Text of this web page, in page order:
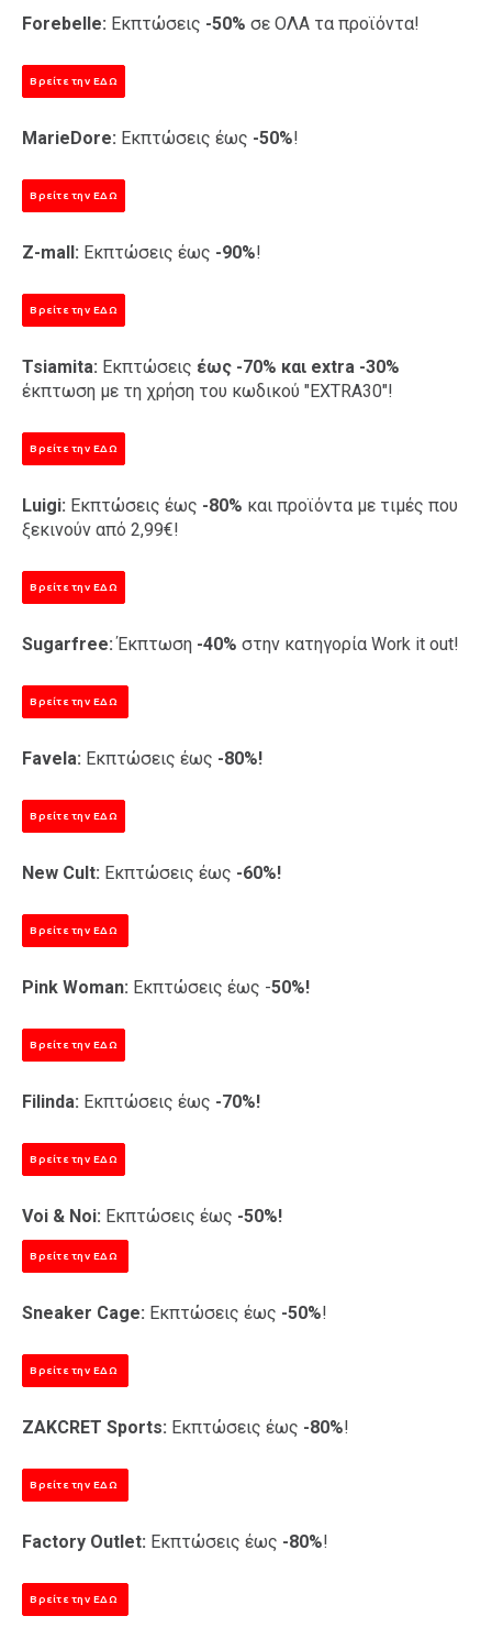
Forebelle: Εκπτώσεις -50% σε ΟΛΑ τα προϊόντα!
Βρείτε την ΕΔΩ
MarieDore: Εκπτώσεις έως -50%!
Βρείτε την ΕΔΩ
Z-mall: Εκπτώσεις έως -90%!
Βρείτε την ΕΔΩ
Tsiamita: Εκπτώσεις έως -70% και extra -30%
έκπτωση με τη χρήση του κωδικού "EXTRA30"!
Βρείτε την ΕΔΩ
Luigi: Εκπτώσεις έως -80% και προϊόντα με τιμές που
ξεκινούν από 2,99€!
Βρείτε την ΕΔΩ
Sugarfree:Έκπτωση -40% στην κατηγορία Work it out!
Βρείτε την ΕΔΩ
Favela: Εκπτώσεις έως -80%!
Βρείτε την ΕΔΩ
New Cult: Εκπτώσεις έως -60%!
Βρείτε την ΕΔΩ
Pink Woman: Εκπτώσεις έως -50%!
Βρείτε την ΕΔΩ
Filinda: Εκπτώσεις έως -70%!
Βρείτε την ΕΔΩ
Voi & Noi: Εκπτώσεις έως -50%!
Βρείτε την ΕΔΩ
Sneaker Cage: Εκπτώσεις έως -50%!
Βρείτε την ΕΔΩ
ZAKCRET Sports: Εκπτώσεις έως -80%!
Βρείτε την ΕΔΩ
Factory Outlet: Εκπτώσεις έως -80%!
Βρείτε την ΕΔΩ